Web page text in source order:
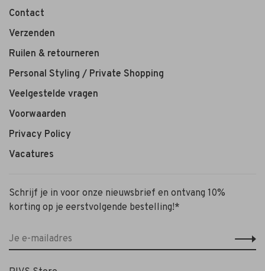
Contact
Verzenden
Ruilen & retourneren
Personal Styling / Private Shopping
Veelgestelde vragen
Voorwaarden
Privacy Policy
Vacatures
Schrijf je in voor onze nieuwsbrief en ontvang 10%
korting op je eerstvolgende bestelling!*